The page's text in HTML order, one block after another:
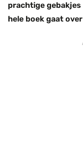
prachtige
hele boek gaat